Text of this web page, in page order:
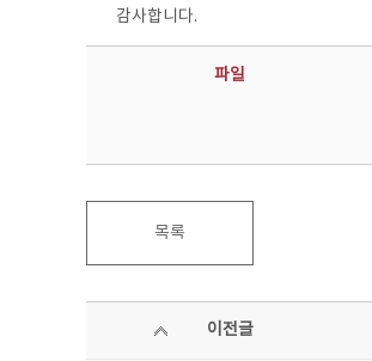
감사합니다.
파일
목록
이전글